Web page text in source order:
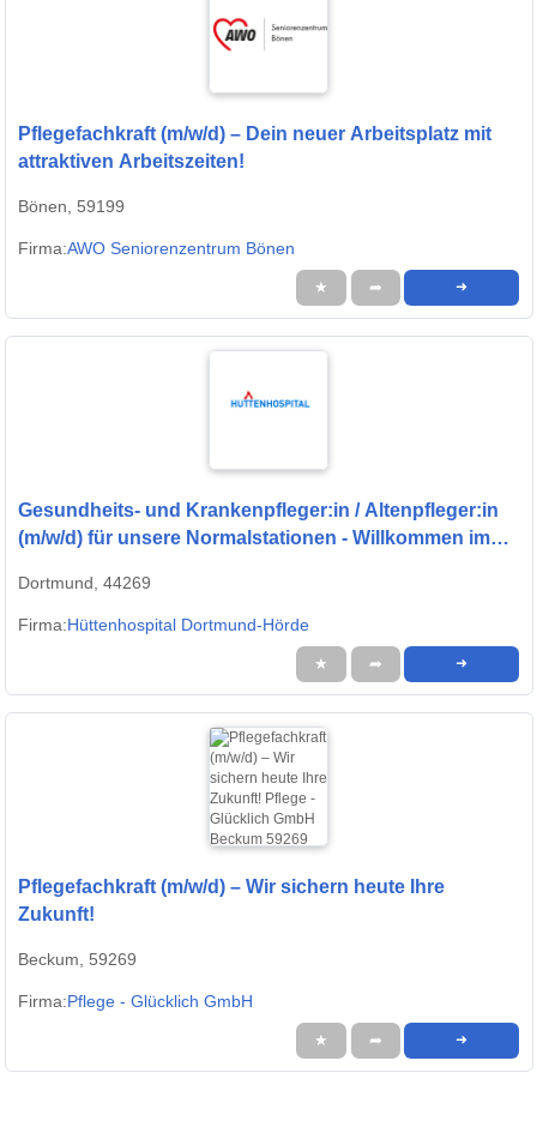
Pflegefachkraft (m/w/d) – Dein neuer Arbeitsplatz mit
attraktiven Arbeitszeiten!
Bönen, 59199
Firma:AWO Seniorenzentrum Bönen
★ ➦ ➜
Gesundheits- und Krankenpfleger:in / Altenpfleger:in
(m/w/d) für unsere Normalstationen - Willkommen im
Dortmund, 44269
Firma:Hüttenhospital Dortmund-Hörde
★ ➦ ➜
Pflegefachkraft (m/w/d) – Wir sichern heute Ihre
Zukunft!
Beckum, 59269
Firma:Pflege - Glücklich GmbH
★ ➦ ➜